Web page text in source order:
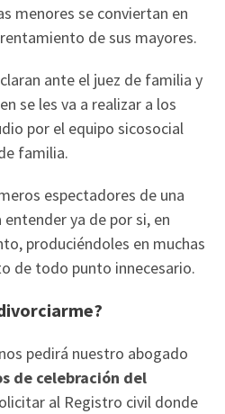
menores se conviertan en
de sus mayores.
ante el juez de familia y
se les va a realizar a los
por el equipo sicosocial
familia.
espectadores de una
ya de por si, en
produciéndoles en muchas
de todo punto innecesario.
pedirá nuestro abogado
de celebración del
al Registro civil donde